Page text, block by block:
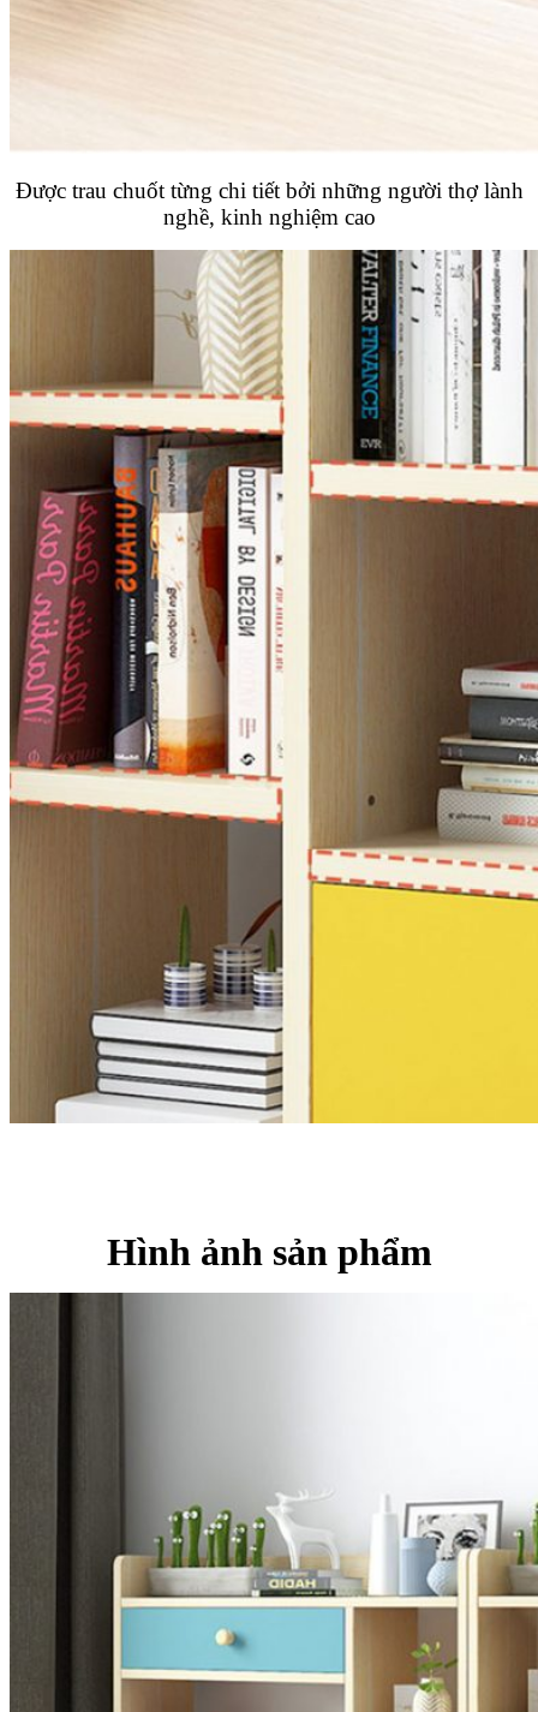
Được trau chuốt từng chi tiết bởi những người thợ lành
nghề, kinh nghiệm cao
Hình ảnh sản phẩm